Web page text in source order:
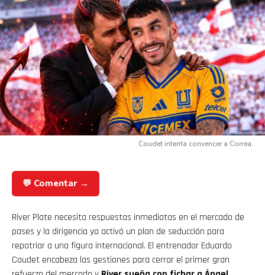
Coudet intenta convencer a Correa.
💬 Comentar →
River Plate necesita respuestas inmediatas en el mercado de
pases y la dirigencia ya activó un plan de seducción para
repatriar a una figura internacional. El entrenador Eduardo
Coudet encabeza las gestiones para cerrar el primer gran